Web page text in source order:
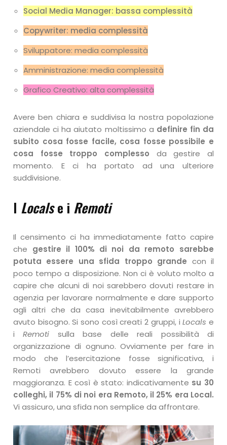
Social Media Manager: bassa complessità
Copywriter: media complessità
Sviluppatore: media complessità
Amministrazione: media complessità
Grafico Creativo: alta complessità
Avere ben chiara e suddivisa la nostra popolazione
aziendale ci ha aiutato moltissimo a definire fin da
subito cosa fosse facile, cosa fosse possibile e
cosa fosse troppo complesso da gestire al
momento. E ci ha portato ad una ulteriore
suddivisione.
I Localse i Remoti
Il censimento ci ha immediatamente fatto capire
che gestire il 100% di noi da remoto sarebbe
potuta essere una sfida troppo grande con il
poco tempo a disposizione. Non ci è voluto molto a
capire che alcuni di noi sarebbero dovuti restare in
agenzia per lavorare normalmente e dare supporto
agli altri che da casa inevitabilmente avrebbero
avuto bisogno. Si sono così creati 2 gruppi, iLocals e
iRemoti sulla base delle reali possibilità di
organizzazione di ognuno. Ovviamente per fare in
modo che l’esercitazione fosse significativa, i
Remoti avrebbero dovuto essere la grande
maggioranza. E così è stato: indicativamente su 30
colleghi, il 75% di noi era Remoto, il 25% era Local.
Vi assicuro, una sfida non semplice da affrontare.